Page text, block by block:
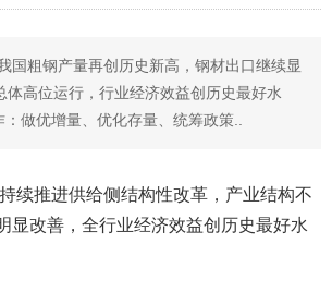
国粗钢产量再创历史新高，钢材出口继续显
体高位运行，行业经济效益创历史最好水
做优增量、优化存量、统筹政策..
续推进供给侧结构性改革，产业结构不
显改善，全行业经济效益创历史最好水